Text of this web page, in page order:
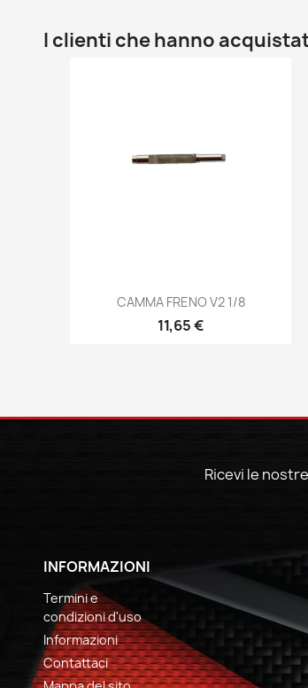
I clienti che hanno
Anteprima
CAMMA FRENO V2 1/8
11,65 €
Ricevi le
INFORMAZIONI
Termini e
condizioni d'uso
Informazioni
Contattaci